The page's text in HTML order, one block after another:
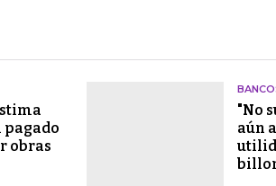
pagado
obras
"No
aún